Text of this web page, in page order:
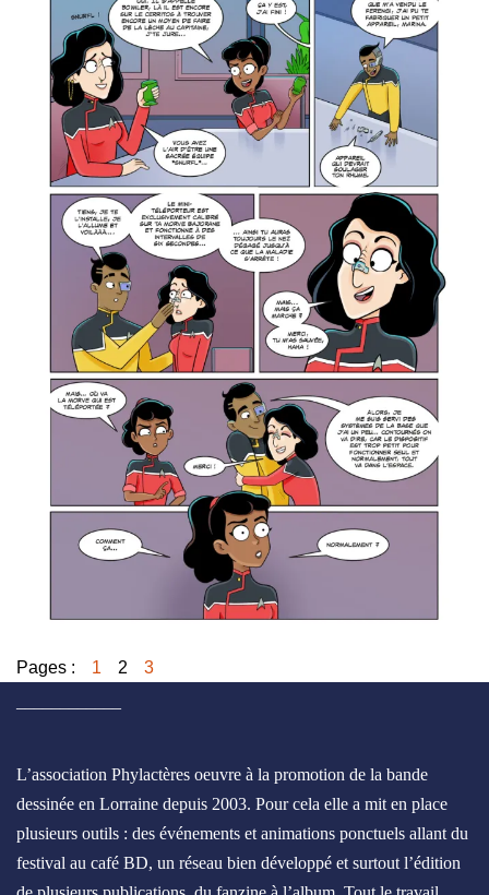
Pages : 1 2
3
L’association Phylactères oeuvre à la promotion de la bande
dessinée en Lorraine depuis 2003. Pour cela elle a mit en place
plusieurs outils : des événements et animations ponctuels allant du
festival au café BD, un réseau bien développé et surtout l’édition